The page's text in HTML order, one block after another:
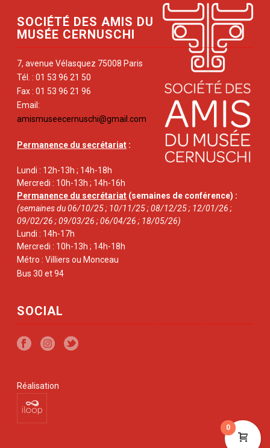
SOCIÉTÉ DES AMIS DU
MUSÉE CERNUSCHI
7, avenue Vélasquez 75008 Paris
Tél. : 01 53 96 21 50
Fax : 01 53 96 21 96
Email:
amismuseecernuschi@gmail.com
Permanence du secrétariat :
Lundi : 12h-13h ; 14h-18h
Mercredi : 10h-13h ; 14h-16h
Permanence du secrétariat (semaines de conférence) :
(semaines du 06/10/25 ; 10/11/25 ; 08/12/25 ; 12/01/26 ;
09/02/26 ; 09/03/26 ; 06/04/26 ; 18/05/26)
Lundi : 14h-17h
Mercredi : 10h-13h ; 14h-18h
Métro : Villiers ou Monceau
Bus 30 et 94
SOCIAL
Réalisation
0